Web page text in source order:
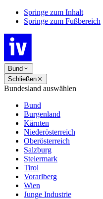
Springe zum Inhalt
Springe zum Fußbereich
Bund
Schließen
Bundesland auswählen
Bund
Burgenland
Kärnten
Niederösterreich
Oberösterreich
Salzburg
Steiermark
Tirol
Vorarlberg
Wien
Junge Industrie